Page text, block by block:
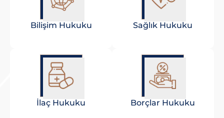
Bilişim Hukuku Sağlık Hukuku
İlaç Hukuku Borçlar Hukuku